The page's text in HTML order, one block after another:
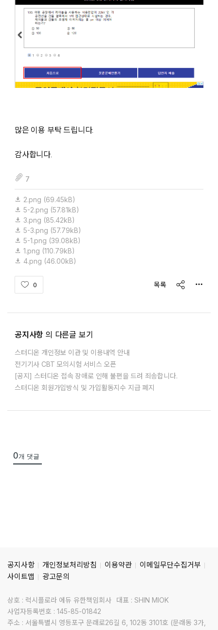
많은 이용 부탁 드립니다.
감사합니다.
fileAttachedList
7
2.png (69.45kB)
5-2.png (57.81kB)
3.png (85.42kB)
5-3.png (57.79kB)
5-1.png (39.08kB)
1.png (110.79kB)
4.png (46.00kB)
0 목록 share
공지사항 의 다른글 보기
스터디온 개인정보 이관 및 이용내역 안내
전기기사 CBT 모의시험 서비스 오픈
[공지] 스터디온 접속 장애로 인해 불편을 드려 죄송합니다.
스터디온 회원가입방식 및 가입활동지수 지급 폐지
0개 댓글
공지사항 개인정보처리방침 이용약관
이메일무단수집거부
사이트맵
광고문의
상호 : 럭시플로라 에듀 유한책임회사
대표 : SHIN MIOK
사업자등록번호 : 145-85-01842
주소 : 서울특별시 영등포구 문래로26길 6, 102동 3101호 (문래동 3가,